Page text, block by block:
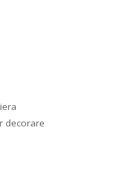
decorare